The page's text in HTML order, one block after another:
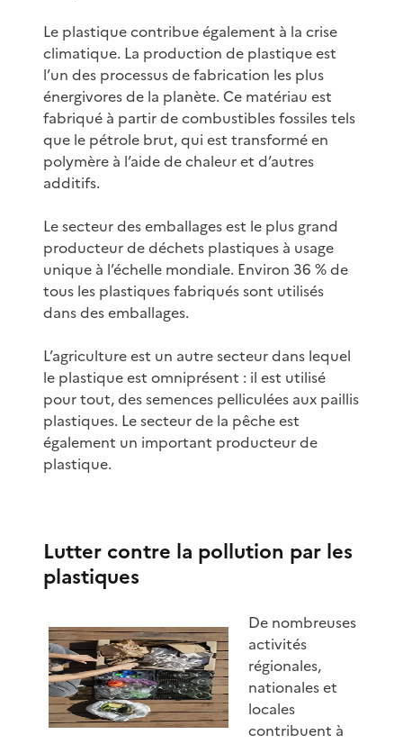
Le plastique contribue également à la crise
climatique. La production de plastique est
l’un des processus de fabrication les plus
énergivores de la planète. Ce matériau est
fabriqué à partir de combustibles fossiles tels
que le pétrole brut, qui est transformé en
polymère à l’aide de chaleur et d’autres
additifs.
Le secteur des emballages est le plus grand
producteur de déchets plastiques à usage
unique à l’échelle mondiale. Environ 36 % de
tous les plastiques fabriqués sont utilisés
dans des emballages.
L’agriculture est un autre secteur dans lequel
le plastique est omniprésent : il est utilisé
pour tout, des semences pelliculées aux paillis
plastiques. Le secteur de la pêche est
également un important producteur de
plastique.
Lutter contre la pollution par les
plastiques
De nombreuses
activités
régionales,
nationales et
locales
contribuent à